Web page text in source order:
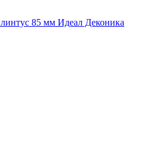
85 мм Идеал Деконика